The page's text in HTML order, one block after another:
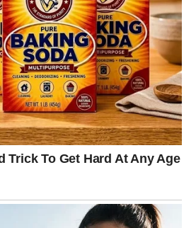
kojih ćete mnogo razmišljati o
da vas nikada nije zaboravila.
na vidjelo
emotivni trenuci.